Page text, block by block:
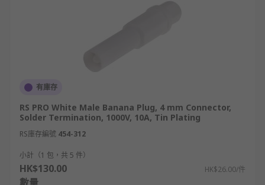
香蕉插座是母連接器。香蕉連接器（通常是雄性的香
蕉插頭和雌性的香蕉插座或香蕉插孔）是一種單線
（單導體）電氣連接器，用於將電線連接到設備。
香蕉耦合器可以延長現有的電線，或者當運行新安裝
時，它們有助於連接兩段電線。通過將兩個香蕉插頭
連接到一個套筒中，該套筒連接兩端，以提供安全且
高性能的連接。
香蕉頭的應用
有庫存
RS PRO White Male Banana Plug, 4 mm Connector,
Solder Termination, 1000V, 10A, Tin Plating
RS庫存編號 454-312
小計（1 包，共 5 件）
HK$130.00 HK$26.00/件